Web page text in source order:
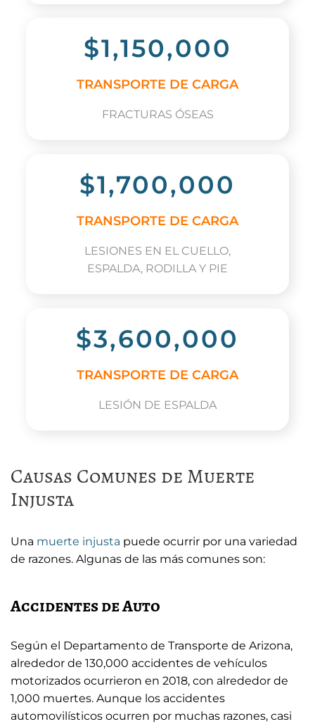
$1,150,000
TRANSPORTE DE CARGA
FRACTURAS ÓSEAS
$1,700,000
TRANSPORTE DE CARGA
LESIONES EN EL CUELLO,
ESPALDA, RODILLA Y PIE
$3,600,000
TRANSPORTE DE CARGA
LESIÓN DE ESPALDA
Causas Comunes de Muerte
Injusta
Una muerte injusta puede ocurrir por una variedad
de razones. Algunas de las más comunes son:
Accidentes de Auto
Según el Departamento de Transporte de Arizona,
alrededor de 130,000 accidentes de vehículos
motorizados ocurrieron en 2018, con alrededor de
1,000 muertes. Aunque los accidentes
automovilísticos ocurren por muchas razones, casi